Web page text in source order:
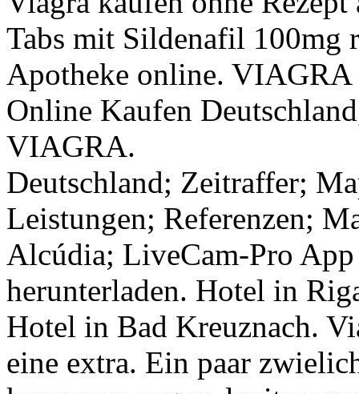
Tabs mit Sildenafil 100mg
Apotheke online.
Online Kaufen
VIAGRA.
Deutschland; Zeitraffer;
Leistungen; Referenzen;
Alcúdia; LiveCam-Pro
herunterladen. Hotel in
Hotel in Bad Kreuznach.
eine extra. Ein paar